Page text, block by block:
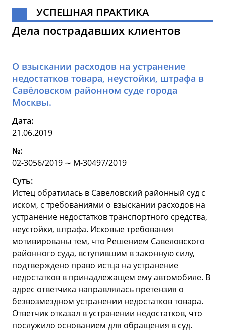
УСПЕШНАЯ ПРАКТИКА
Дела пострадавших клиентов
О взыскании расходов на устранение
недостатков товара, неустойки, штрафа в
Савёловском районном суде города
Москвы.
Дата:
21.06.2019
№:
02-3056/2019 ∼ М-30497/2019
Суть:
Истец обратилась в Савеловский районный суд с
иском, с требованиями о взыскании расходов на
устранение недостатков транспортного средства,
неустойки, штрафа. Исковые требования
мотивированы тем, что Решением Савеловского
районного суда, вступившим в законную силу,
подтверждено право истца на устранение
недостатков в принадлежащем ему автомобиле. В
адрес ответчика направлялась претензия о
безвозмездном устранении недостатков товара.
Ответчик отказал в устранении недостатков, что
послужило основанием для обращения в суд.